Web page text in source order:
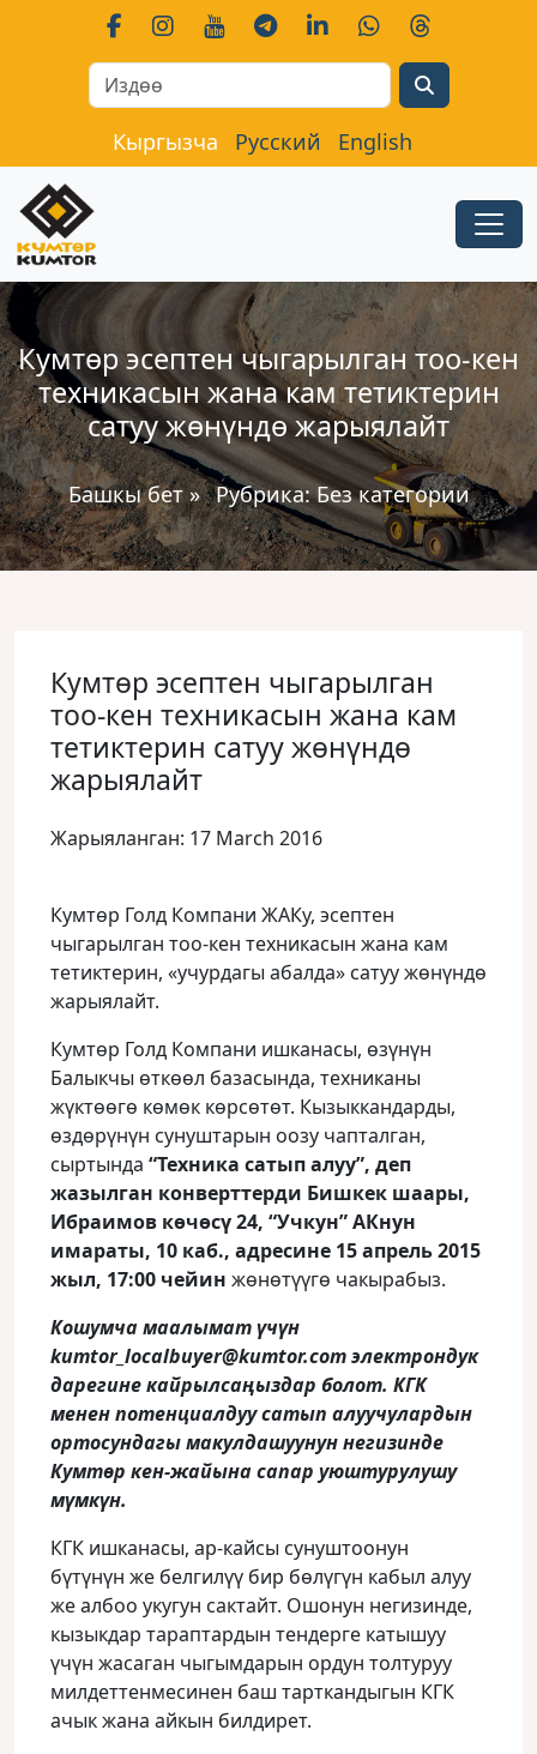
Кыргызча Русский English
Кумтѳр эсептен чыгарылган тоо-кен
техникасын жана кам тетиктерин
сатуу жѳнүндѳ жарыялайт
Башкы бет» Рубрика:Без категории
Кумтѳр эсептен чыгарылган
тоо-кен техникасын жана кам
тетиктерин сатуу жѳнүндѳ
жарыялайт
Жарыяланган: 17 March 2016
Кумтѳр Голд Компани ЖАКу, эсептен
чыгарылган тоо-кен техникасын жана кам
тетиктерин, «учурдагы абалда» сатуу жѳнүндѳ
жарыялайт.
Кумтѳр Голд Компани ишканасы, ѳзүнүн
Балыкчы ѳткѳѳл базасында, техниканы
жүктѳѳгѳ кѳмѳк кѳрсѳтѳт. Кызыккандарды,
ѳздѳрүнүн сунуштарын оозу чапталган,
сыртында “Техника сатып алуу”, деп
жазылган конверттерди Бишкек шаары,
Ибраимов кѳчѳсү 24, “Учкун” АКнун
имараты, 10 каб., адресине 15 апрель 2015
жыл, 17:00 чейин жѳнѳтүүгѳ чакырабыз.
Кошумча маалымат үчүн
kumtor_localbuyer@kumtor.com электрондук
дарегине кайрылсаңыздар болот. КГК
менен потенциалдуу сатып алуучулардын
ортосундагы макулдашуунун негизинде
Кумтѳр кен-жайына сапар уюштурулушу
мүмкүн.
КГК ишканасы, ар-кайсы сунуштоонун
бүтүнүн же белгилүү бир бѳлүгүн кабыл алуу
же албоо укугун сактайт. Ошонун негизинде,
кызыкдар тараптардын тендерге катышуу
үчүн жасаган чыгымдарын ордун толтуруу
милдеттенмесинен баш тарткандыгын КГК
ачык жана айкын билдирет.